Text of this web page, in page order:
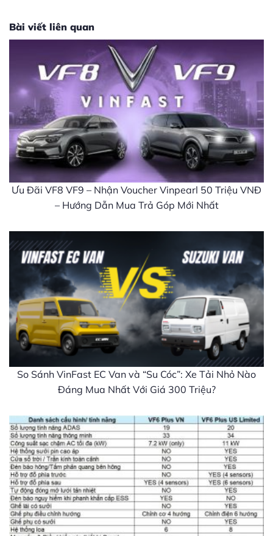
Bài viết liên quan
Ưu Đãi VF8 VF9 – Nhận Voucher Vinpearl 50 Triệu VNĐ
– Hướng Dẫn Mua Trả Góp Mới Nhất
So Sánh VinFast EC Van và “Su Cóc”: Xe Tải Nhỏ Nào
Đáng Mua Nhất Với Giá 300 Triệu?